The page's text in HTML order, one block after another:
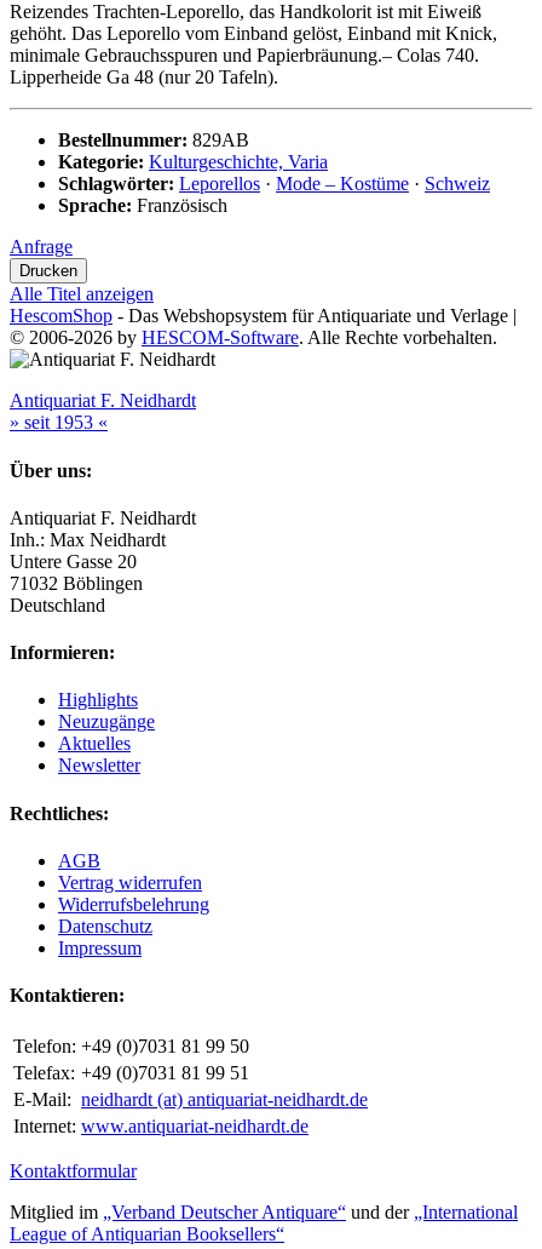
Reizendes Trachten-Leporello, das Handkolorit ist mit Eiweiß
gehöht. Das Leporello vom Einband gelöst, Einband mit Knick,
minimale Gebrauchsspuren und Papierbräunung.– Colas 740.
Lipperheide Ga 48 (nur 20 Tafeln).
Bestellnummer: 829AB
Kategorie: Kulturgeschichte, Varia
Schlagwörter: Leporellos · Mode – Kostüme · Schweiz
Sprache: Französisch
Anfrage
Alle Titel anzeigen
HescomShop - Das Webshopsystem für Antiquariate und Verlage |
© 2006-2026 by HESCOM-Software. Alle Rechte vorbehalten.
Antiquariat F. Neidhardt
» seit 1953 «
Über uns:
Antiquariat F. Neidhardt
Inh.: Max Neidhardt
Untere Gasse 20
71032 Böblingen
Deutschland
Informieren:
Highlights
Neuzugänge
Aktuelles
Newsletter
Rechtliches:
AGB
Vertrag widerrufen
Widerrufsbelehrung
Datenschutz
Impressum
Kontaktieren:
Telefon: +49 (0)7031 81 99 50
Telefax: +49 (0)7031 81 99 51
E-Mail: neidhardt (at) antiquariat-neidhardt.de
Internet: www.antiquariat-neidhardt.de
Kontaktformular
Mitglied im „Verband Deutscher Antiquare“ und der „International
League of Antiquarian Booksellers“